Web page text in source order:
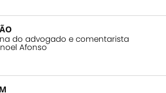
do advogado e comentarista
Afonso